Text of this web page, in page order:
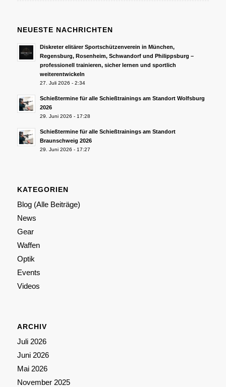
NEUESTE NACHRICHTEN
Diskreter elitärer Sportschützenverein in München,
Regensburg, Rosenheim, Schwandorf und Philippsburg –
professionell trainieren, sicher lernen und sportlich
weiterentwickeln
27. Juli 2026 - 2:34
Schießtermine für alle Schießtrainings am Standort Wolfsburg
2026
29. Juni 2026 - 17:28
Schießtermine für alle Schießtrainings am Standort
Braunschweig 2026
29. Juni 2026 - 17:27
KATEGORIEN
Blog (Alle Beiträge)
News
Gear
Waffen
Optik
Events
Videos
ARCHIV
Juli 2026
Juni 2026
Mai 2026
November 2025